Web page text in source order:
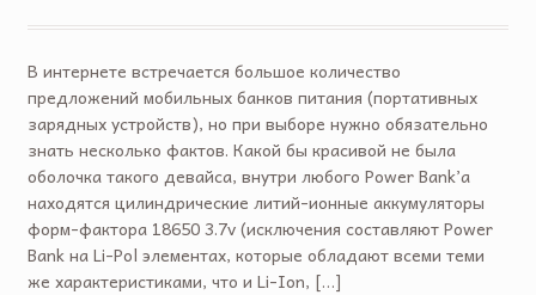
В интернете встречается большое количество
предложений мобильных банков питания (портативных
зарядных устройств), но при выборе нужно обязательно
знать несколько фактов. Какой бы красивой не была
оболочка такого девайса, внутри любого Power Bank’a
находятся цилиндрические литий-ионные аккумуляторы
форм-фактора 18650 3.7v (исключения составляют Power
Bank на Li-Pol элементах, которые обладают всеми теми
же характеристиками, что и Li-Ion, […]